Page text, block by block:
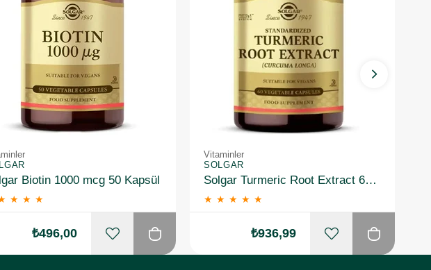
Biotin 1000 mcg 50 Kapsül
★ ★ ★
₺496,00
Vitaminler
SOLGAR
Solgar Turmeric Root Extract 60 Kapsül
★ ★ ★ ★ ★
₺936,99